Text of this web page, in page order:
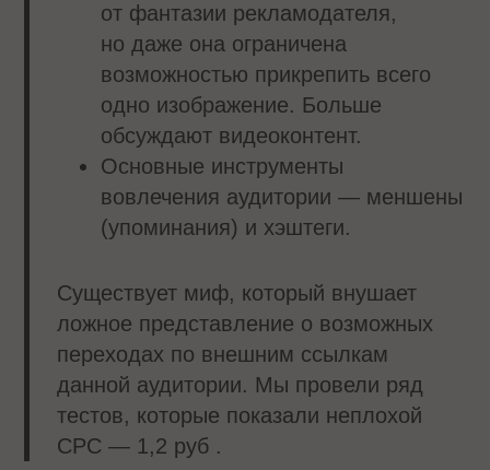
от фантазии рекламодателя,
но даже она ограничена
возможностью прикрепить всего
одно изображение. Больше
обсуждают видеоконтент.
Основные инструменты
вовлечения аудитории — меншены
(упоминания) и хэштеги.
Существует миф, который внушает
ложное представление о возможных
переходах по внешним ссылкам
данной аудитории. Мы провели ряд
тестов, которые показали неплохой
CPC — 1,2 руб .